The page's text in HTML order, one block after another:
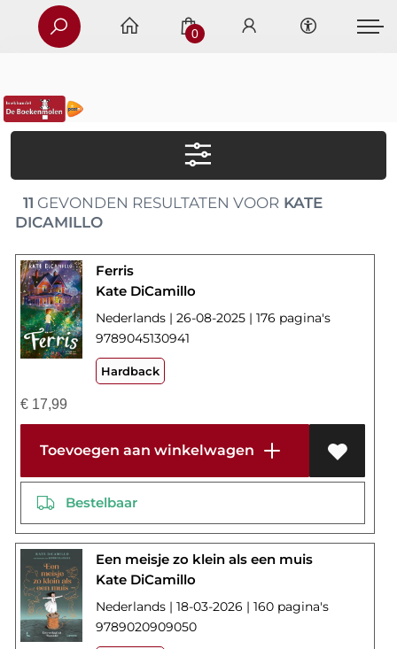
0
11 GEVONDEN RESULTATEN VOORKATE
DICAMILLO
Ferris
Kate DiCamillo
Nederlands | 26-08-2025 | 176 pagina's
9789045130941
Hardback
€17,99
Toevoegen aan winkelwagen
Bestelbaar
Een meisje zo klein als een muis
Kate DiCamillo
Nederlands | 18-03-2026 | 160 pagina's
9789020909050